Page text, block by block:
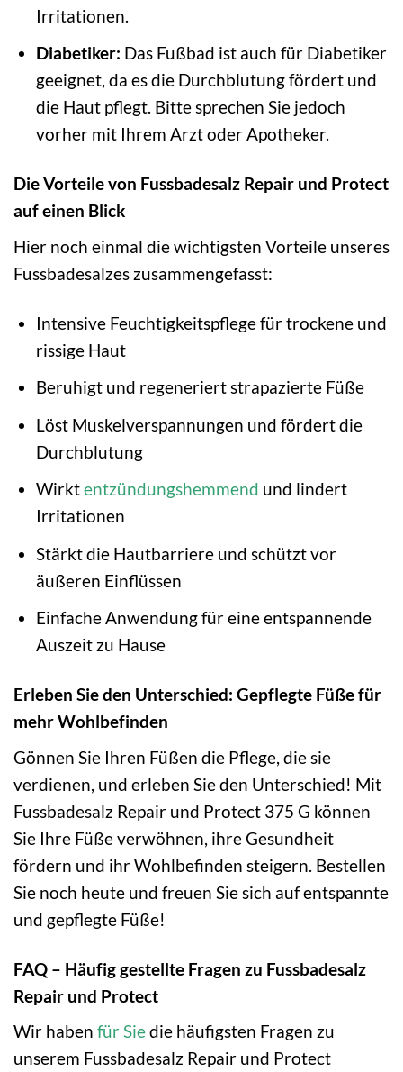
Irritationen.
Diabetiker: Das Fußbad ist auch für Diabetiker
geeignet, da es die Durchblutung fördert und
die Haut pflegt. Bitte sprechen Sie jedoch
vorher mit Ihrem Arzt oder Apotheker.
Die Vorteile von Fussbadesalz Repair und Protect
auf einen Blick
Hier noch einmal die wichtigsten Vorteile unseres
Fussbadesalzes zusammengefasst:
Intensive Feuchtigkeitspflege für trockene und
rissige Haut
Beruhigt und regeneriert strapazierte Füße
Löst Muskelverspannungen und fördert die
Durchblutung
Wirktentzündungshemmend und lindert
Irritationen
Stärkt die Hautbarriere und schützt vor
äußeren Einflüssen
Einfache Anwendung für eine entspannende
Auszeit zu Hause
Erleben Sie den Unterschied: Gepflegte Füße für
mehr Wohlbefinden
Gönnen Sie Ihren Füßen die Pflege, die sie
verdienen, und erleben Sie den Unterschied! Mit
Fussbadesalz Repair und Protect 375 G können
Sie Ihre Füße verwöhnen, ihre Gesundheit
fördern und ihr Wohlbefinden steigern. Bestellen
Sie noch heute und freuen Sie sich auf entspannte
und gepflegte Füße!
FAQ – Häufig gestellte Fragen zu Fussbadesalz
Repair und Protect
Wir haben für Siedie häufigsten Fragen zu
unserem Fussbadesalz Repair und Protect